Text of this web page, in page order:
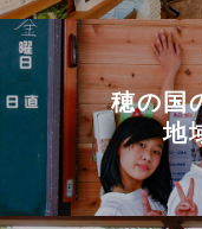
穂の国
地